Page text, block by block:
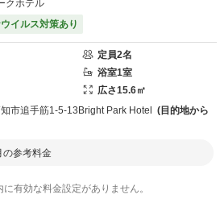
クホテル
イルス対策あり
定員2名
浴室1室
広さ15.6㎡
市追手筋1-5-13 Bright Park Hotel
目的地から
の参考料金
有効な料金設定がありません。